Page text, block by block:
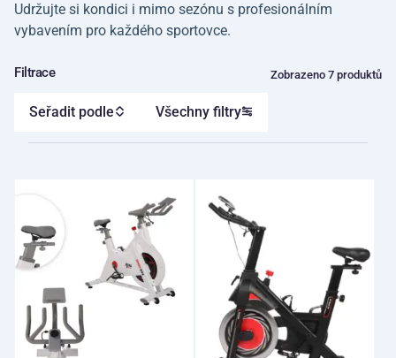
Udržujte si kondici i mimo sezónu s profesionálním
vybavením pro každého sportovce.
Filtrace Zobrazeno 7 produktů
Všechny filtry
Seřadit podle